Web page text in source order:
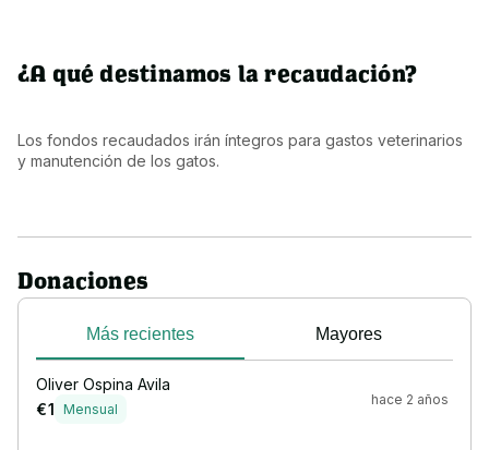
¿A qué destinamos la recaudación?
Los fondos recaudados irán íntegros para gastos veterinarios
y manutención de los gatos.
Donaciones
Más recientes Mayores
Oliver Ospina Avila
€ 1 Mensual
hace 2 años